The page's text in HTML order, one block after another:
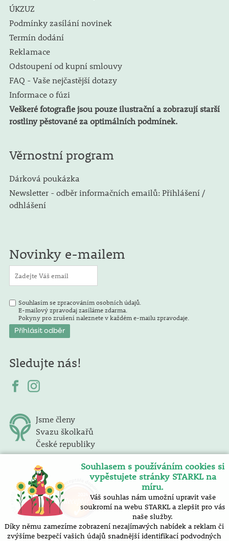
ÚKZUZ
Podmínky zasílání novinek
Termín dodání
Reklamace
Odstoupení od kupní smlouvy
FAQ - Vaše nejčastější dotazy
Informace o fúzi
Veškeré fotografie jsou pouze ilustrační a zobrazují starší
rostliny pěstované za optimálních podmínek.
Věrnostní program
Dárková poukázka
Newsletter - odběr informačních emailů: Přihlášení /
odhlášení
Novinky e-mailem
Souhlasím se zpracováním osobních údajů.
E-mailový zpravodaj zasíláme zdarma.
Pokyny pro zrušení naleznete v každém e-mailu zpravodaje.
Sledujte nás!
Jsme členy
Svazu školkařů
České republiky
Souhlasem s používáním cookies si
vypěstujete stránky STARKL na
míru.
Váš souhlas nám umožní upravit vaše
soukromí na webu STARKL a zlepšit pro vás
naše služby.
Díky němu zamezíme zobrazení nezajímavých nabídek a reklam či
zvýšíme bezpečí vašich údajů snadnější identifikací podvodných